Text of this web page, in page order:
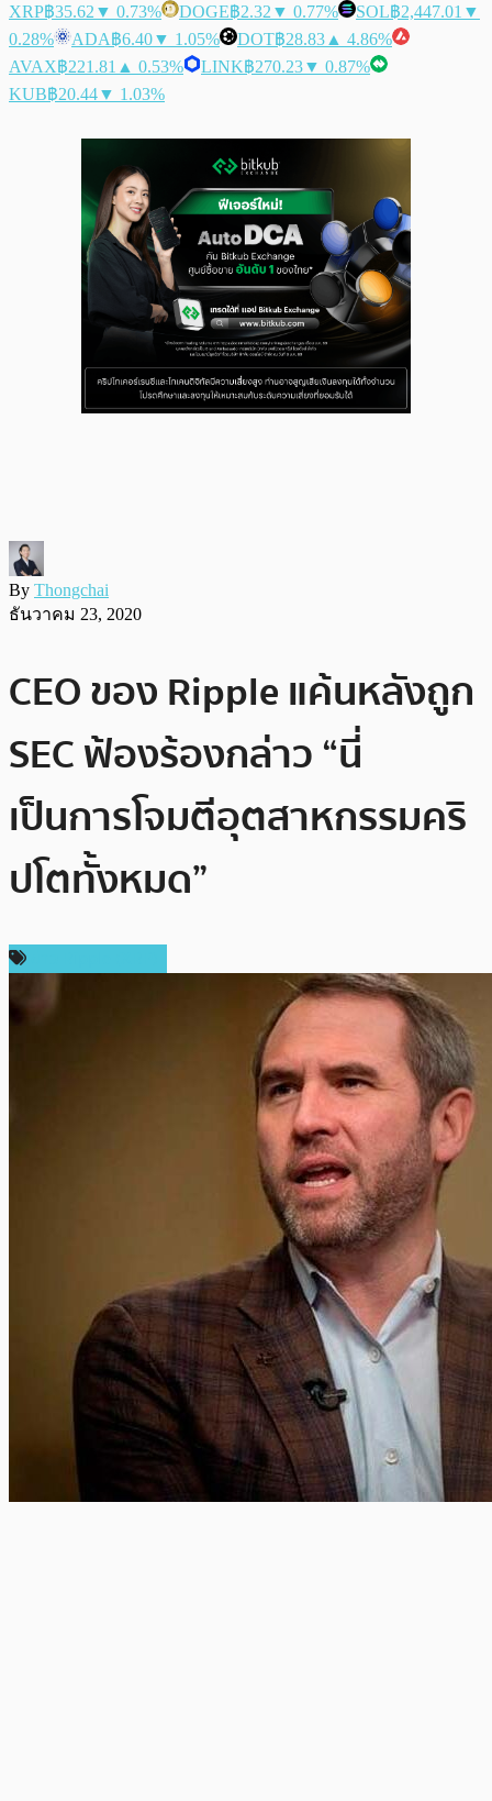
XRP฿35.62 ▼ 0.73% DOGE฿2.32 ▼ 0.77% SOL฿2,447.01 ▼
0.28%
ADA฿6.40▼ 1.05% DOT฿28.83 ▲ 4.86%
AVAX฿221.81 ▲ 0.53% LINK฿270.23▼ 0.87%
KUB฿20.44▼ 1.03%
By Thongchai
ธันวาคม 23, 2020
CEO ของ Ripple แค้นหลังถูก
SEC ฟ้องร้องกล่าว “นี่
เป็นการโจมตีอุตสาหกรรมคริ
ปโตทั้งหมด”